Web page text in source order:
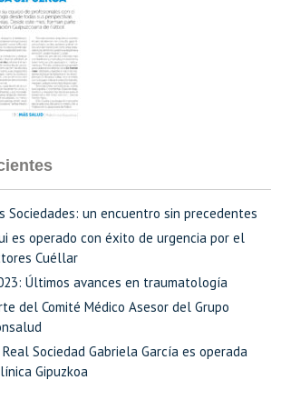
Sociedades: un encuentro sin precedentes
es operado con éxito de urgencia por el
Cuéllar
Últimos avances en traumatología
del Comité Médico Asesor del Grupo
Sociedad Gabriela García es operada
Gipuzkoa